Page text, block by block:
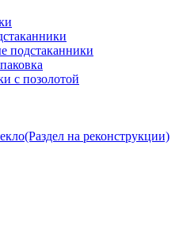
подстаканники
с позолотой
на реконструкции)